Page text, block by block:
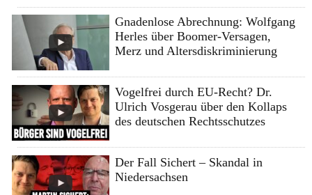
Gnadenlose Abrechnung: Wolfgang
Herles über Boomer-Versagen,
Merz und Altersdiskriminierung
Vogelfrei durch EU-Recht? Dr.
Ulrich Vosgerau über den Kollaps
des deutschen Rechtsschutzes
Der Fall Sichert – Skandal in
Niedersachsen